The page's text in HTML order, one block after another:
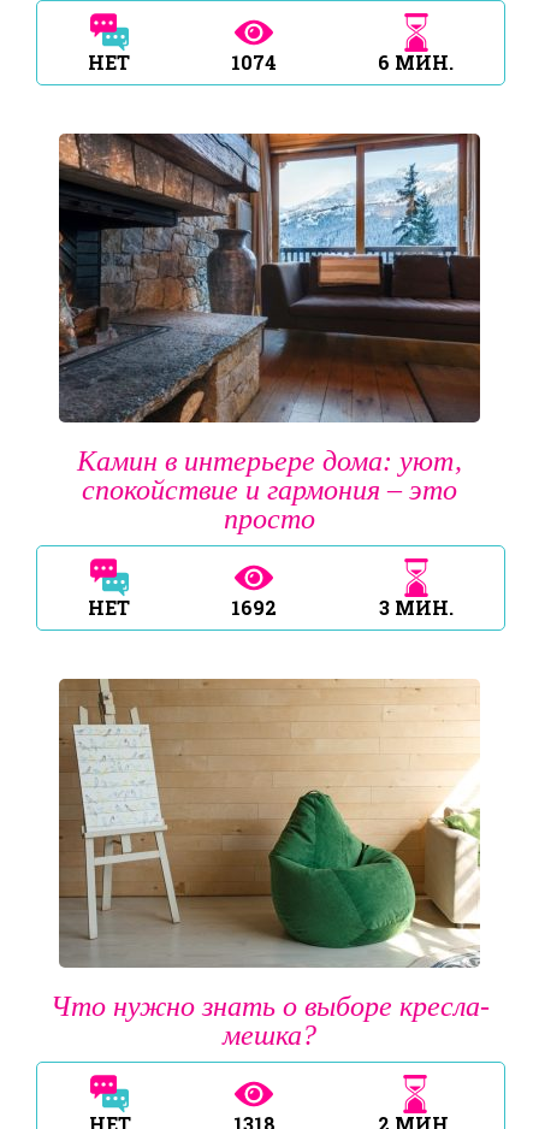
НЕТ 1074 6 МИН.
Камин в интерьере дома: уют,
спокойствие и гармония – это
просто
НЕТ 1692 3 МИН.
Что нужно знать о выборе кресла-
мешка?
НЕТ 1318 2 МИН.